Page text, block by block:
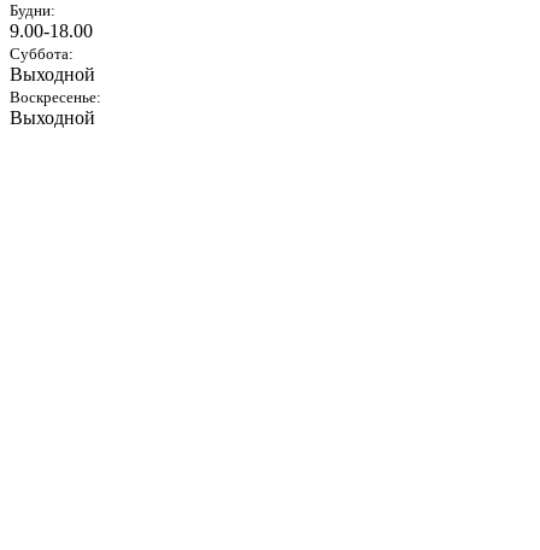
Будни:
9.00-18.00
Суббота:
Выходной
Воскресенье:
Выходной